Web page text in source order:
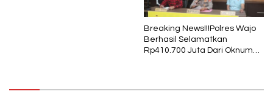
Breaking News!!!Polres Wajo
Berhasil Selamatkan
Rp410.700 Juta Dari Oknum